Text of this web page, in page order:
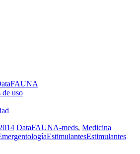
de uso
DataFAUNA-meds, Medicina
EstimulantesEstimulantes